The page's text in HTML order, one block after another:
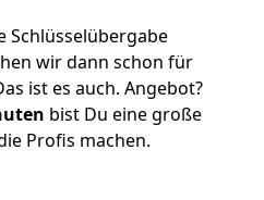
Schlüsselübergabe
wir dann schon für
ist es auch. Angebot?
bist Du eine große
Profis machen.